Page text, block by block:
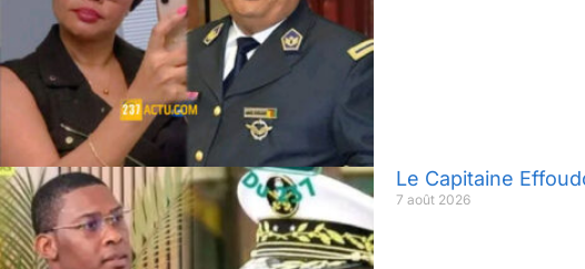
Le Capitaine
7 août 2026